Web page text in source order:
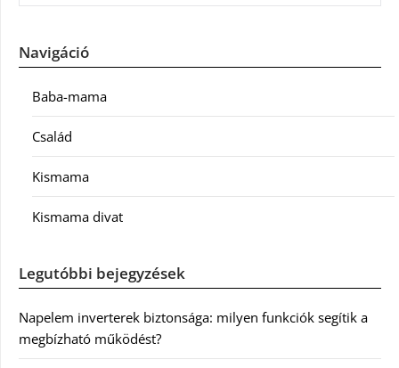
Navigáció
Baba-mama
Család
Kismama
Kismama divat
Legutóbbi bejegyzések
Napelem inverterek biztonsága: milyen funkciók segítik a
megbízható működést?